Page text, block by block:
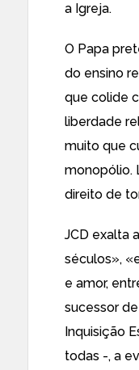
a Igreja.
O Papa
do ensino
que colide
liberdade
muito que
monopólio.
direito de
JCD exalta
séculos»,
e amor,
sucessor
Inquisição
todas -, a